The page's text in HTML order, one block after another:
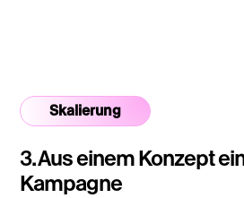
Skalierung
3. Aus einem Konzept
Kampagne